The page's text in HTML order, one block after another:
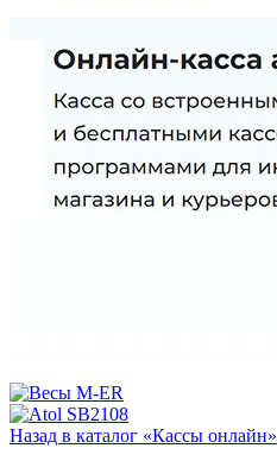
Назад в каталог «Кассы онлайн»